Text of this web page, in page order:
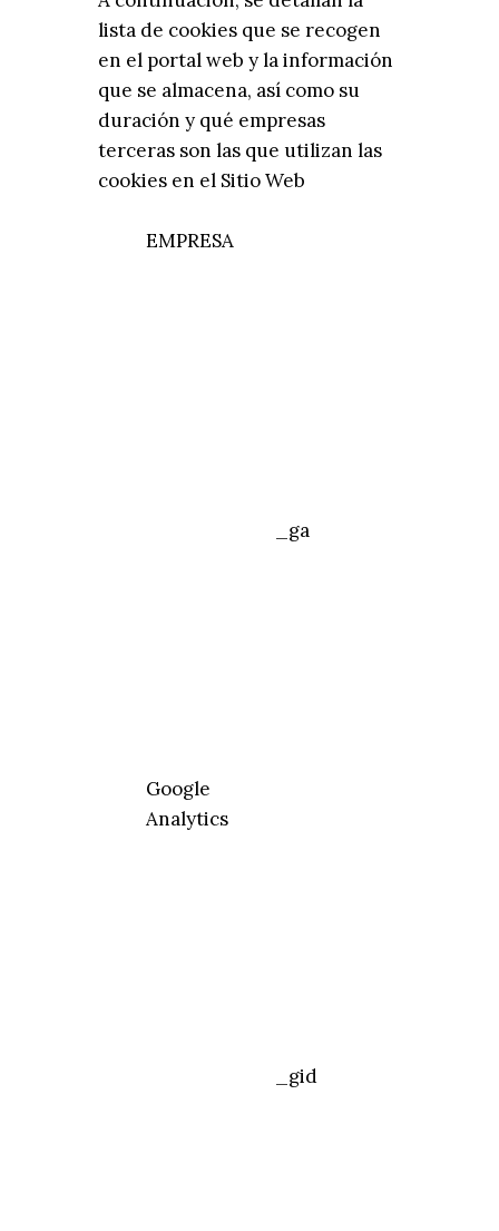
lista de cookies que se recogen
en el portal web y la información
que se almacena, así como su
duración y qué empresas
terceras son las que utilizan las
cookies en el Sitio Web
EMPRESA
Google
Analytics
_ga
_gid